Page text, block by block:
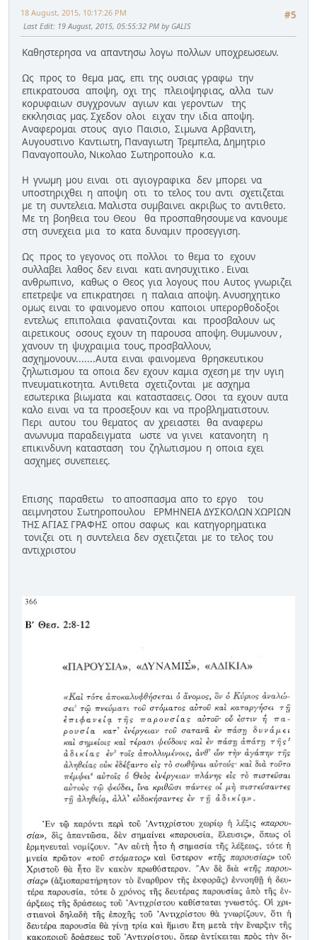
#5
18 August, 2015, 10:17:26 PM
Last Edit: 19 August, 2015, 05:55:32 PM by GALIS
Kαθηστερησα να απαντησω λογω πολλων υποχρεωσεων.
Ως προς το θεμα μας, επι της ουσιας γραφω την
επικρατουσα αποψη, οχι της πλειοψηφιας, αλλα των
κορυφαιων συγχρονων αγιων και γεροντων της
εκκλησιας μας. Σχεδον ολοι ειχαν την ιδια αποψη.
Αναφερομαι στους αγιο Παισιο, Σιμωνα Αρβανιτη,
Αυγουστινο Καντιωτη, Παναγιωτη Τρεμπελα, Δημητριο
Παναγοπουλο, Νικολαο Σωτηροπουλο κ.α.
Η γνωμη μου ειναι οτι αγιογραφικα δεν μπορει να
υποστηριχθει η αποψη οτι το τελος του αντι σχετιζεται
με τη συντελεια. Μαλιστα συμβαινει ακριβως το αντιθετο.
Με τη βοηθεια του Θεου θα προσπαθησουμε να κανουμε
στη συνεχεια μια το κατα δυναμιν προσεγγιση.
Ως προς το γεγονος οτι πολλοι το θεμα το εχουν
συλλαβει λαθος δεν ειναι κατι ανησυχιτικο . Ειναι
ανθρωπινο, καθως ο Θεος για λογους που Αυτος γνωριζει
επετρεψε να επικρατησει η παλαια αποψη. Ανυσηχητικο
ομως ειναι το φαινομενο οπου καποιοι υπερορθοδοξοι
εντελως επιπολαια φανατιζονται και προσβαλουν ως
αιρετικους οσους εχουν τη παρουσα αποψη. Θυμωνουν ,
χανουν τη ψυχραιμια τους, προσβαλλουν,
ασχημονουν.......Αυτα ειναι φαινομενα θρησκευτικου
ζηλωτισμου τα οποια δεν εχουν καμια σχεση με την υγιη
πνευματικοτητα. Αντιθετα σχετιζονται με ασχημα
εσωτερικα βιωματα και καταστασεις. Οσοι τα εχουν αυτα
καλο ειναι να τα προσεξουν και να προβληματιστουν.
Περι αυτου του θεματος αν χρειαστει θα αναφερω
ανωνυμα παραδειγματα ωστε να γινει κατανοητη η
επικινδυνη κατασταση του ζηλωτισμου η οποια εχει
ασχημες συνεπειες.
Επισης παραθετω το αποσπασμα απο το εργο του
αειμνηστου Σωτηροπουλου ΕΡΜΗΝΕΙΑ ΔΥΣΚΟΛΩΝ ΧΩΡΙΩΝ
ΤΗΣ ΑΓΙΑΣ ΓΡΑΦΗΣ οπου σαφως και κατηγορηματικα
τονιζει οτι η συντελεια δεν σχετιζεται με το τελος του
αντιχριστου